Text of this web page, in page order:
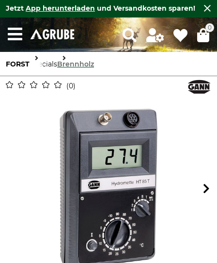
Jetzt App herunterladen und Versandkosten sparen!
0
FORST SpecialsBrennholz
0